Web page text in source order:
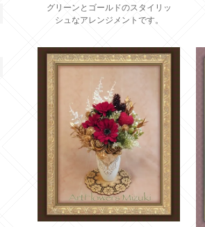
グリーンとゴールドのスタイリッ
シュなアレンジメントです。